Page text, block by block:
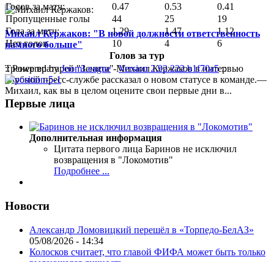
Михаил Кержаков: "В новой должности ответственность
намного больше"
Тренер вратарей "Зенита" Михаил Кержаков в интервью
клубной пресс-службе рассказал о новом статусе в команде.—
Михаил, как вы в целом оцените свои первые дни в...
Голов за матч:
0.47 0.53
0.41
Пропущенные голы
44 25
19
Гола за матч:
1.29 1.47
1.12
Нет голов
10 4
6
Голов за тур
:: Powered byJoomLeague-Version 2.92.222.b1f70a5::
Первые лица
Дополнительная информация
Цитата первого лица Баринов не исключил
возвращения в "Локомотив"
Подробнее ...
Новости
Александр Ломовицкий перешёл в «Торпедо-БелАЗ»
05/08/2026 - 14:34
Колосков считает, что главой ФИФА может быть только